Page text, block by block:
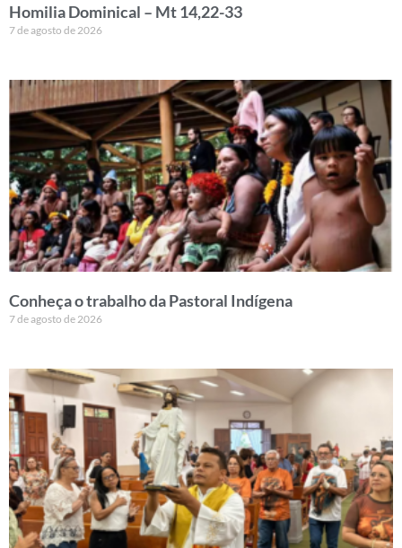
Homilia Dominical – Mt 14,22-33
7 de agosto de 2026
Conheça o trabalho da Pastoral Indígena
7 de agosto de 2026